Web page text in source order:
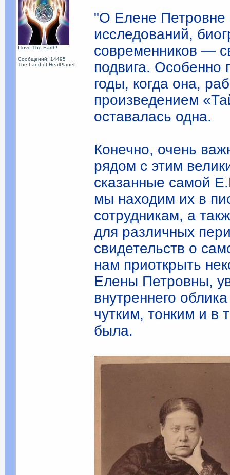
I love The Earth!
Сообщений: 14495
The Land of HealPlanet
"О Елене Петровне
исследований,
современников —
подвига. Особенно
годы, когда она,
произведением
оставалась одна.
Конечно, очень
рядом с этим
сказанные самой
мы находим их в
сотрудникам, а
для различных
свидетельств о
нам приоткрыть
Елены Петровны,
внутреннего
чутким, тонким и в
была.